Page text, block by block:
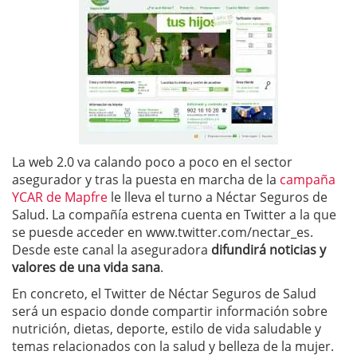
La web 2.0 va calando poco a poco en el sector
asegurador y tras la puesta en marcha de la campaña
YCAR de Mapfre le lleva el turno a Néctar Seguros de
Salud. La compañía estrena cuenta en Twitter a la que
se puesde acceder en www.twitter.com/nectar_es.
Desde este canal la aseguradora difundirá noticias y
valores de una vida sana.
En concreto, el Twitter de Néctar Seguros de Salud
será un espacio donde compartir información sobre
nutrición, dietas, deporte, estilo de vida saludable y
temas relacionados con la salud y belleza de la mujer.